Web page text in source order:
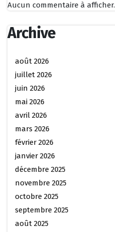
Aucun commentaire à afficher.
Archive
août 2026
juillet 2026
juin 2026
mai 2026
avril 2026
mars 2026
février 2026
janvier 2026
décembre 2025
novembre 2025
octobre 2025
septembre 2025
août 2025